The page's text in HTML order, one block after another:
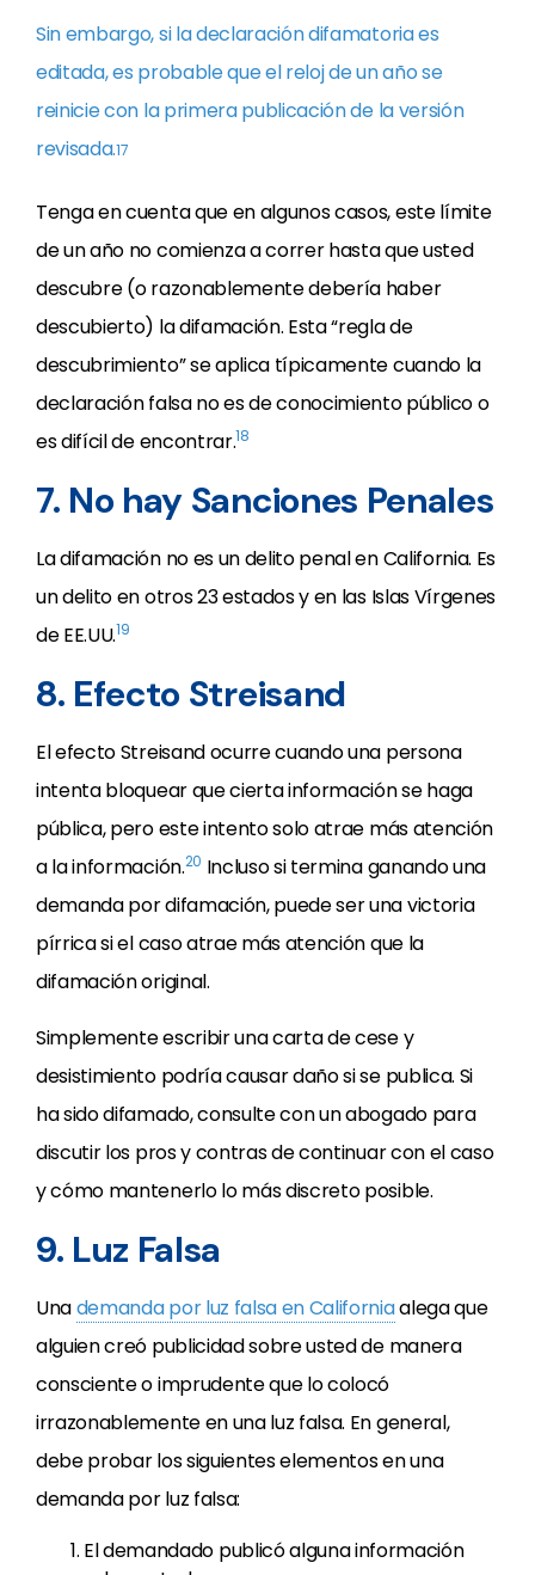
Sin embargo, si la declaración difamatoria es
editada, es probable que el reloj de un año se
reinicie con la primera publicación de la versión
revisada.17
Tenga en cuenta que en algunos casos, este límite
de un año no comienza a correr hasta que usted
descubre (o razonablemente debería haber
descubierto) la difamación. Esta “regla de
descubrimiento” se aplica típicamente cuando la
declaración falsa no es de conocimiento público o
es difícil de encontrar.18
7. No hay Sanciones Penales
La difamación no es un delito penal en California. Es
un delito en otros 23 estados y en las Islas Vírgenes
de EE.UU.19
8. Efecto Streisand
El efecto Streisand ocurre cuando una persona
intenta bloquear que cierta información se haga
pública, pero este intento solo atrae más atención
a la información.20 Incluso si termina ganando una
demanda por difamación, puede ser una victoria
pírrica si el caso atrae más atención que la
difamación original.
Simplemente escribir una carta de cese y
desistimiento podría causar daño si se publica. Si
ha sido difamado, consulte con un abogado para
discutir los pros y contras de continuar con el caso
y cómo mantenerlo lo más discreto posible.
9. Luz Falsa
Unademanda por luz falsa en Californiaalega que
alguien creó publicidad sobre usted de manera
consciente o imprudente que lo colocó
irrazonablemente en una luz falsa. En general,
debe probar los siguientes elementos en una
demanda por luz falsa:
El demandado publicó alguna información